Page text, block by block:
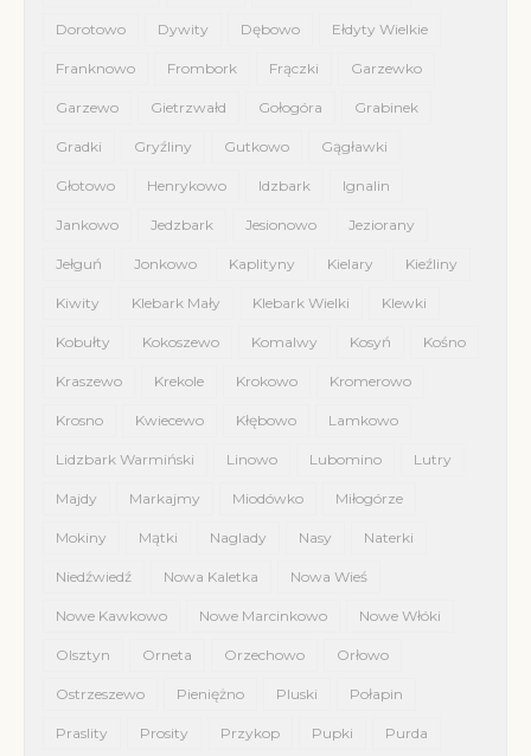
Dorotowo Dywity Dębowo Ełdyty Wielkie
Franknowo Frombork Frączki Garzewko
Garzewo Gietrzwałd Gołogóra Grabinek
Gradki Gryźliny Gutkowo Gągławki
Głotowo Henrykowo Idzbark Ignalin
Jankowo Jedzbark Jesionowo Jeziorany
Jełguń Jonkowo Kaplityny Kielary Kieźliny
Kiwity Klebark Mały Klebark Wielki Klewki
Kobułty Kokoszewo Komalwy Kosyń Kośno
Kraszewo Krekole Krokowo Kromerowo
Krosno Kwiecewo Kłębowo Lamkowo
Lidzbark Warmiński Linowo Lubomino Lutry
Majdy Markajmy Miodówko Miłogórze
Mokiny Mątki Naglady Nasy Naterki
Niedźwiedź Nowa Kaletka Nowa Wieś
Nowe Kawkowo Nowe Marcinkowo Nowe Włóki
Olsztyn Orneta Orzechowo Orłowo
Ostrzeszewo Pieniężno Pluski Połapin
Praslity Prosity Przykop Pupki Purda